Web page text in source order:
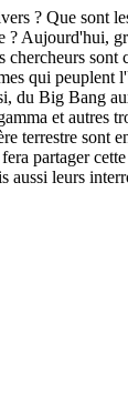
? Que sont
? Aujourd'hui,
chercheurs sont
qui peuplent
du Big Bang
et autres
terrestre sont
partager
aussi leurs